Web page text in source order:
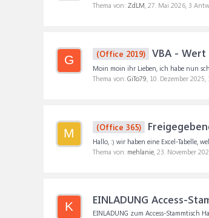
Thema von: ZdLM, 27. Mai 2026, 3
G (Office 2019) VBA -
Moin moin ihr Lieben, ich habe nun
Thema von: GiTo79, 10. Dezember 2025,
M (Office 365)
Hallo, :) wir haben eine Excel-Tabelle,
Thema von: mehlanie, 23. November
K EINLADUNG Access-
EINLADUNG zum Access-Stammtisch